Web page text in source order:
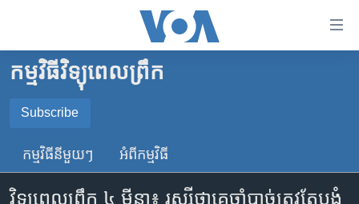
គេហទំព័រ​
ទាក់ទង
រំលង​
ទំព័រ​
កម្ពុជា
អន្តរជាតិ
ចិន
ហេឡូវីអូអេ
កម្មវិធីវិទ្យុពេលព្រឹក
Subscribe
SUBSCRIBE
YouTube Music
កម្មវិធី​នីមួយៗ អំពី​កម្មវិធី​
វិទ្យុពេលព្រឹក ៤ ​មីនា៖ រុស្ស៊ី​ថា​គេ​ចាំបាច់​ត្រូវតែ​បង្ខំ​